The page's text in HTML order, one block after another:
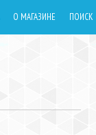
О МАГАЗИНЕ ПОИСК